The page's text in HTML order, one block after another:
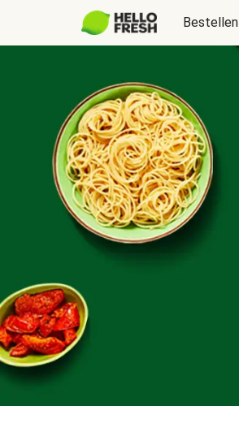
Bestellen